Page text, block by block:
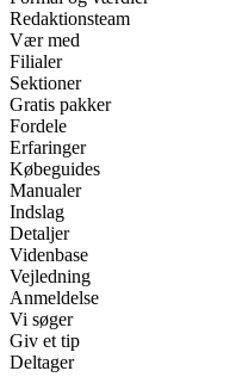
Redaktionsteam
Vær med
Filialer
Sektioner
Gratis pakker
Fordele
Erfaringer
Købeguides
Manualer
Indslag
Detaljer
Videnbase
Vejledning
Anmeldelse
Vi søger
Giv et tip
Deltager